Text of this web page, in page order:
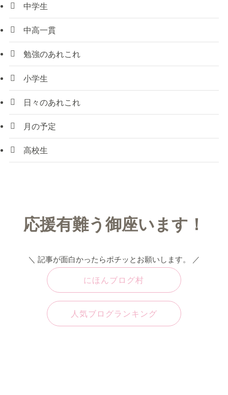
中学生
中高一貫
勉強のあれこれ
小学生
日々のあれこれ
月の予定
高校生
応援有難う御座います！
＼ 記事が面白かったらポチッとお願いします。 ／
にほんブログ村
人気ブログランキング